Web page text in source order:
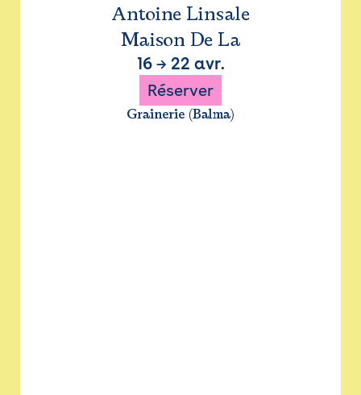
Antoine Linsale
Maison De La
16→ 22 avr.
Réserver
Grainerie (Balma)